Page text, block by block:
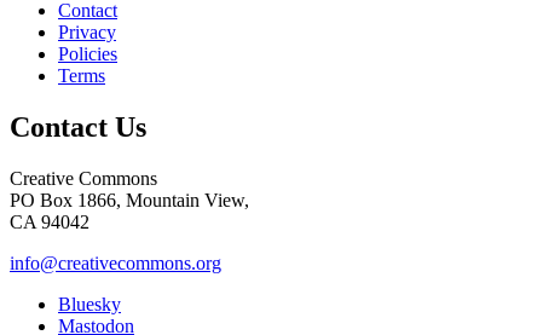
Contact
Privacy
Policies
Terms
Contact Us
Creative Commons
PO Box 1866, Mountain View,
CA 94042
info@creativecommons.org
Bluesky
Mastodon